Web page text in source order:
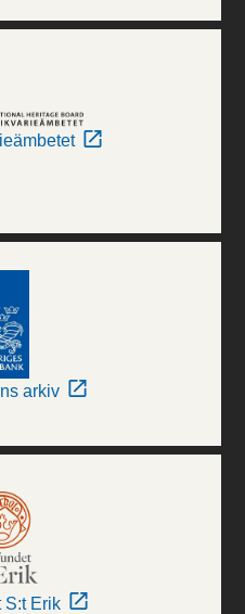
arkiv
S:t Erik